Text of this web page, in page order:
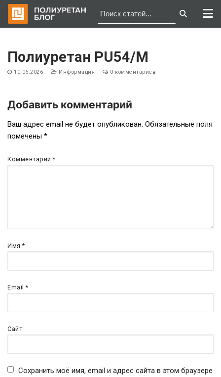
содержимому
Полиуретан PU54/M
10.06.2026 Информация 0 комментариев
Навигация
по
записям
Добавить комментарий
Ваш адрес email не будет опубликован. Обязательные поля
помечены *
Комментарий*
Имя*
Email*
Сайт
Сохранить моё имя, email и адрес сайта в этом браузере